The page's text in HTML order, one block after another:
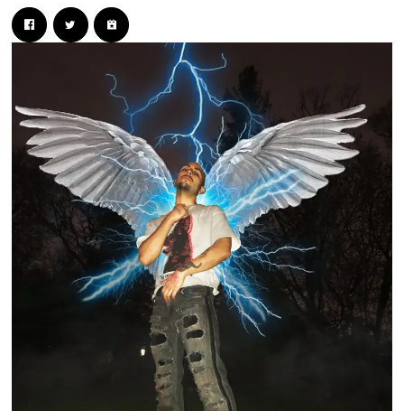
Email Address Sign Up
By signing up you agree to receive news and offers from No Glucose. You can unsubscribe
at any time. For more details see theprivacy policy .